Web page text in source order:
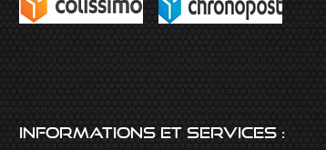
Informations et services :